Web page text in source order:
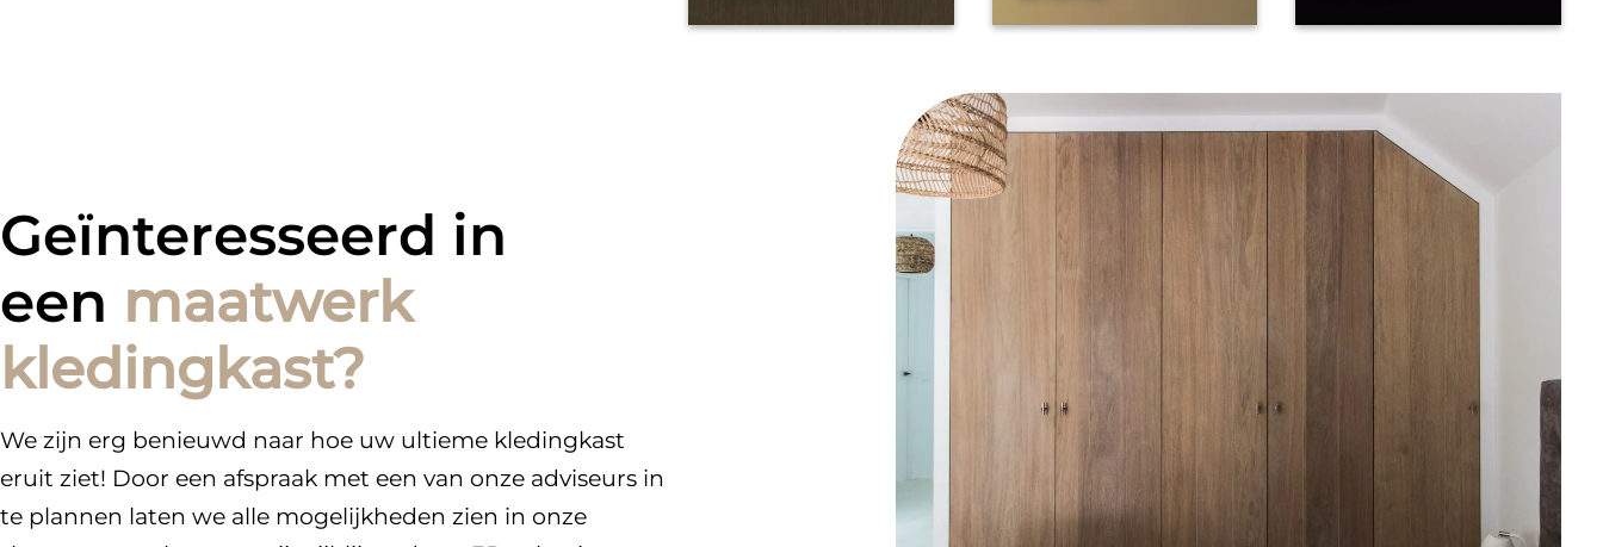
Geïnteresseerd in
een maatwerk
kledingkast?
We zijn erg benieuwd naar hoe uw ultieme kledingkast
eruit ziet! Door een afspraak met een van onze adviseurs in
te plannen laten we alle mogelijkheden zien in onze